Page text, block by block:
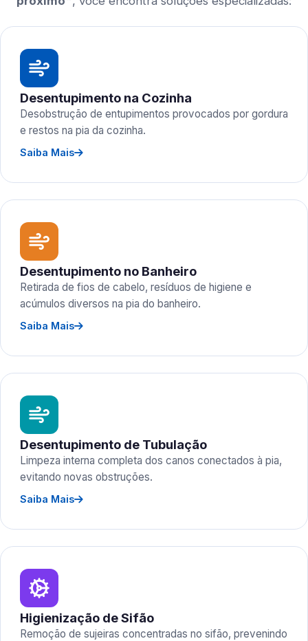
Desentupimento na Cozinha
Desobstrução de entupimentos provocados por gordura
e restos na pia da cozinha.
Saiba Mais
Desentupimento no Banheiro
Retirada de fios de cabelo, resíduos de higiene e
acúmulos diversos na pia do banheiro.
Saiba Mais
Desentupimento de Tubulação
Limpeza interna completa dos canos conectados à pia,
evitando novas obstruções.
Saiba Mais
Higienização de Sifão
Remoção de sujeiras concentradas no sifão, prevenindo